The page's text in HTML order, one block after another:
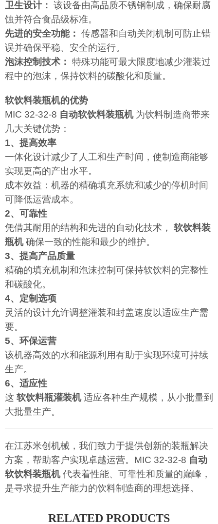
卫生设计： 该设备由高品质不锈钢制成，确保耐腐
蚀并符合食品级标准。
先进的安全功能： 传感器和自动关闭机制可防止错
误并确保平稳、安全的运行。
泡沫控制技术： 特殊功能可最大限度地减少灌装过
程中的泡沫，保持饮料的碳酸化和质量。
软饮料装瓶机的优势
MIC 32-32-8 自动软饮料装瓶机为饮料制造商带来
几大关键优势：
1、提高效率
一体化设计减少了人工和生产时间，使制造商能够
实现更高的产出水平。
成本效益：机器的精确填充系统和减少的停机时间
可降低运营成本。
2、可靠性
凭借其耐用的结构和先进的自动化技术， 软饮料装
瓶机确保一致的性能和最少的维护。
3、提高产品质量
精确的填充机制和泡沫控制可保持软饮料的完整性
和碳酸化。
4、定制选项
灵活的设计允许调整灌装和封盖速度以适应生产需
要。
5、环保运营
该机器高效的水和能源利用有助于实现环境可持续
生产。
6、适应性
这 软饮料瓶灌装机适应各种生产规模，从小批量到
大批量生产。
在江苏米创机械，我们致力于提供创新的装瓶解决
方案，帮助客户实现卓越运营。MIC 32-32-8 自动
软饮料装瓶机代表着性能、可靠性和质量的巅峰，
是寻求提升生产能力的饮料制造商的理想选择。
RELATED PRODUCTS